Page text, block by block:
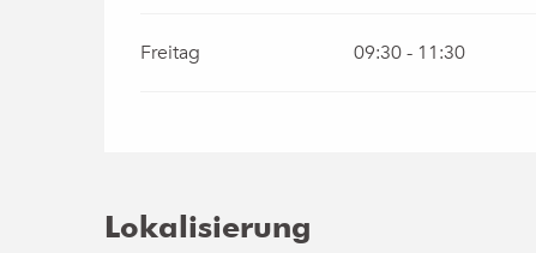
Freitag 09:30 - 11:30
Lokalisierung